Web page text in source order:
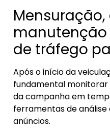
de tráfego
Após o início da
fundamental monitorar
da campanha em
ferramentas de
anúncios.